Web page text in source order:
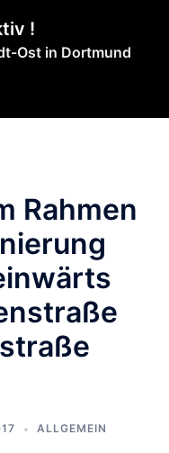
!
Ost in Dortmund
Rahmen
ALLGEMEIN